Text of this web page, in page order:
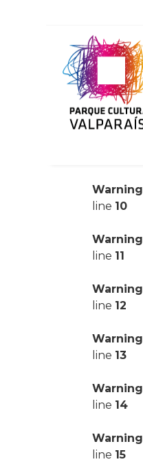
Warning
line 10
Warning
line 11
Warning
line 12
Warning
line 13
Warning
line 14
Warning
line 15